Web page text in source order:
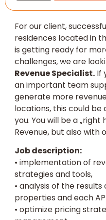
For our client,
residences located in
is getting ready for
challenges, we are
Revenue Specialist. If
an important team
generate more
locations, this could
you. You will be a
Revenue, but also with
Job description:
• implementation of
strategies and tools,
• analysis of the
properties and each
• optimize pricing